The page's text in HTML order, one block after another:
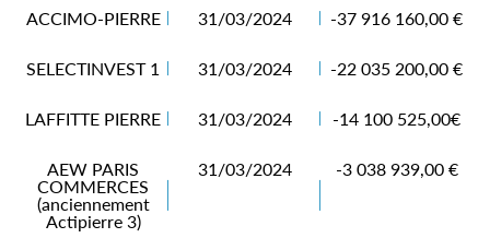
ACCIMO-PIERRE 31/03/2024 -37 916 160,00 €
SELECTINVEST 1 31/03/2024 -22 035 200,00 €
LAFFITTE PIERRE 31/03/2024 -14 100 525,00€
AEW PARIS
COMMERCES
(anciennement
Actipierre 3)
31/03/2024 -3 038 939,00 €